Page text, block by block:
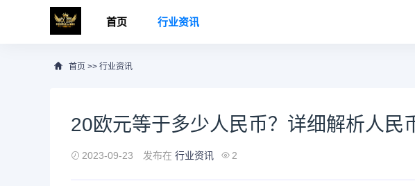
首页 行业资讯
首页 >> 行业资讯
20欧元等于多少人民币？详细解析人民
2023-09-23 发布在 行业资讯 2